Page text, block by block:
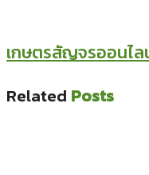
เกษตรสัญจรออนไ
Related Posts